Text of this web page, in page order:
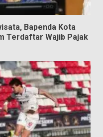
Bapenda Kota
Terdaftar Wajib Pajak